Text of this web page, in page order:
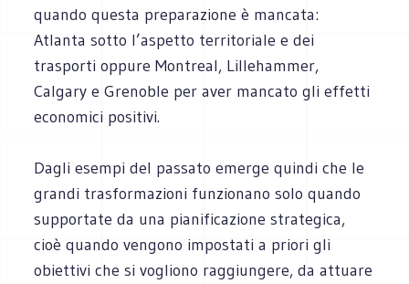
quando questa preparazione è mancata:
Atlanta sotto l’aspetto territoriale e dei
trasporti oppure Montreal, Lillehammer,
Calgary e Grenoble per aver mancato gli effetti
economici positivi.
Dagli esempi del passato emerge quindi che le
grandi trasformazioni funzionano solo quando
supportate da una pianificazione strategica,
cioè quando vengono impostati a priori gli
obiettivi che si vogliono raggiungere, da attuare